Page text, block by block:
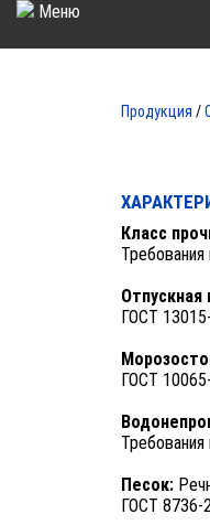
Меню
Продукция /
Класс
Отпускная
ГОСТ
ГОСТ
Песок:
ГОСТ 8736-